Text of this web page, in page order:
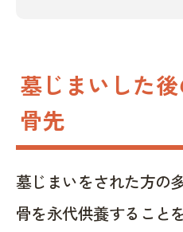
墓じまいした
骨先
墓じまいをされた方の
骨を永代供養すること